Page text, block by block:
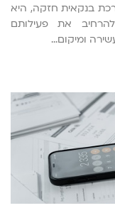
בנקאית חזקה, היא
את פעילותם
ומיקום…